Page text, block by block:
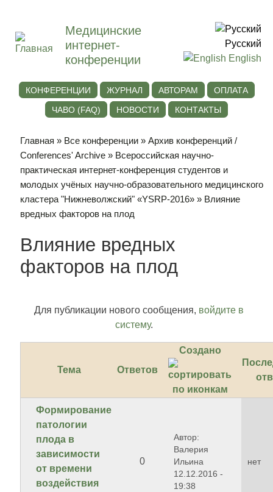
Медицинские
интернет-
конференции
Русский
English
КОНФЕРЕНЦИИ ЖУРНАЛ АВТОРАМ
ОПЛАТА
ЧАВО (FAQ)
НОВОСТИ КОНТАКТЫ
Главная » Все конференции »Архив конференций /
Conferences' Archive » Всероссийская научно-
практическая интернет-конференция студентов и
молодых учёных научно-образовательного медицинского
кластера "Нижневолжский" «YSRP-2016» » Влияние
вредных факторов на плод
Влияние вредных
факторов на плод
Для публикации нового сообщения, войдите в
систему.
Тема Ответов
Создано
Формирование
патологии
плода в
зависимости
от времени
воздействия
0
Автор:
Валерия
Ильина
12.12.2016 -
19:38
нет